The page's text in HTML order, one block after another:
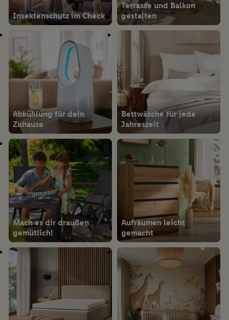
Insektenschutz im Check
Terrasse und Balkon
gestalten
Abkühlung für dein
Zuhause
Bettwäsche für jede
Jahreszeit
Mach es dir draußen
gemütlich!
Aufräumen leicht
gemacht